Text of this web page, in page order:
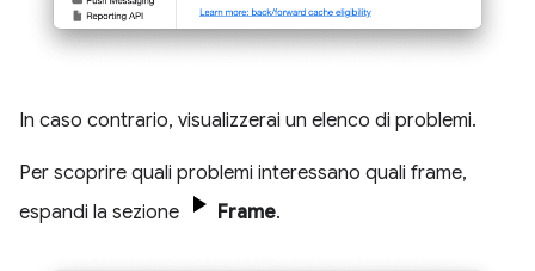
In caso contrario, visualizzerai un elenco di problemi.
Per scoprire quali problemi interessano quali frame,
espandi la sezione
Frame.